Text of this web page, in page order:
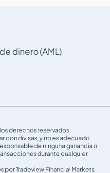
dinero (AML)
derechos reservados.
con divisas, y no es adecuado
de ninguna ganancia o
durante cualquier
Tradeview Financial Markets